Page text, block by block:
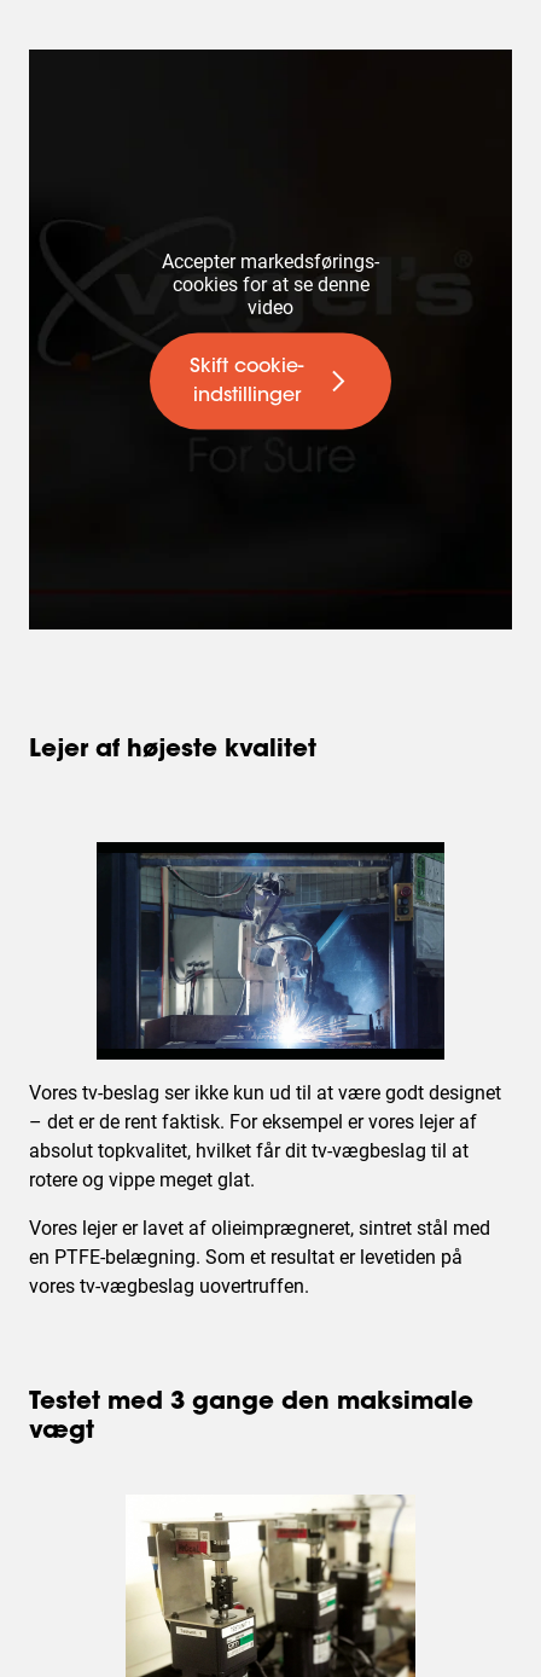
Accepter markedsførings-
cookies for at se denne
video
Skift cookie-
indstillinger
Lejer af højeste kvalitet
Vores tv-beslag ser ikke kun ud til at være godt designet
– det er de rent faktisk. For eksempel er vores lejer af
absolut topkvalitet, hvilket får dit tv-vægbeslag til at
rotere og vippe meget glat.
Vores lejer er lavet af olieimprægneret, sintret stål med
en PTFE-belægning. Som et resultat er levetiden på
vores tv-vægbeslag uovertruffen.
Testet med 3 gange den maksimale
vægt